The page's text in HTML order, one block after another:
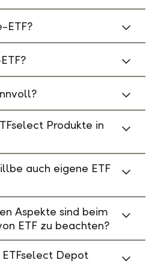
ETF?
Produkte in
auch eigene ETF
Aspekte sind beim
ETF zu beachten?
Depot